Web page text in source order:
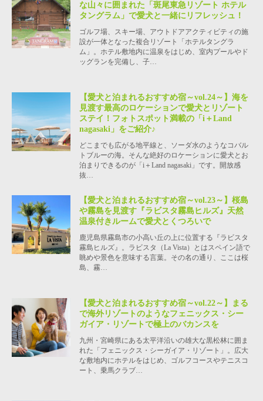
な山々に囲まれた「斑尾東急リゾート ホテル
タングラム」で愛犬と一緒にリフレッシュ！
ゴルフ場、スキー場、アウトドアアクティビティの施
設が一体となった複合リゾート「ホテルタングラ
ム」。ホテル敷地内に温泉をはじめ、室内プールやド
ッグランを完備し、子…
【愛犬と泊まれるおすすめ宿～vol.24～】海を
見渡す最高のロケーションで愛犬とリゾート
ステイ！フォトスポット満載の「i＋Land
nagasaki」をご紹介♪
どこまでも広がる地平線と、ソーダ水のようなコバル
トブルーの海。そんな絶好のロケーションに愛犬とお
泊まりできるのが「i＋Land nagasaki」です。開放感
抜…
【愛犬と泊まれるおすすめ宿～vol.23～】桜島
や霧島を見渡す『ラビスタ霧島ヒルズ』天然
温泉付きルームで愛犬とくつろいで
鹿児島県霧島市の小高い丘の上に位置する『ラビスタ
霧島ヒルズ』。ラビスタ（La Vista）とはスペイン語で
眺めや景色を意味する言葉。その名の通り、ここは桜
島、霧…
【愛犬と泊まれるおすすめ宿～vol.22～】まる
で海外リゾートのようなフェニックス・シー
ガイア・リゾートで極上のバカンスを
九州・宮崎県にある太平洋沿いの雄大な黒松林に囲ま
れた「フェニックス・シーガイア・リゾート」。広大
な敷地内にホテルをはじめ、ゴルフコースやテニスコ
ート、乗馬クラブ…